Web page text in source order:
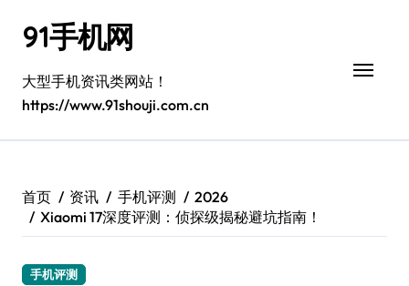
91手机网
大型手机资讯类网站！
https://www.91shouji.com.cn
首页 资讯 手机评测
2026
Xiaomi 17深度评测：侦探级揭秘避坑指南！
手机评测